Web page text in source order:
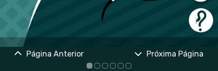
Página Anterior Próxima Página